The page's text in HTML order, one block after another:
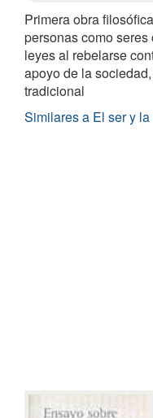
Primera obra
personas como
leyes al rebelarse
apoyo de la
tradicional
Similares a El ser y